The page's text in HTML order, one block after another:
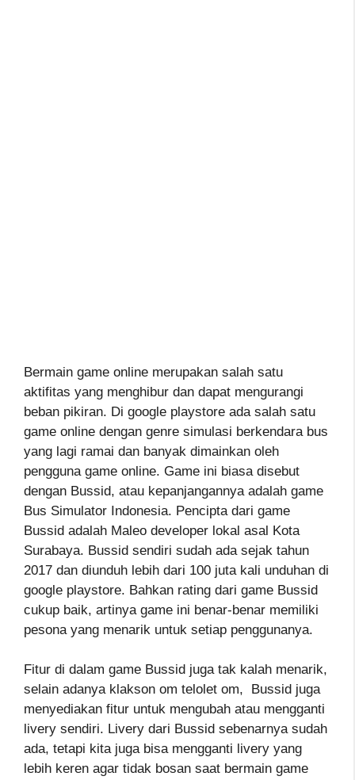
Bermain game online merupakan salah satu
aktifitas yang menghibur dan dapat mengurangi
beban pikiran. Di google playstore ada salah satu
game online dengan genre simulasi berkendara bus
yang lagi ramai dan banyak dimainkan oleh
pengguna game online. Game ini biasa disebut
dengan Bussid, atau kepanjangannya adalah game
Bus Simulator Indonesia. Pencipta dari game
Bussid adalah Maleo developer lokal asal Kota
Surabaya. Bussid sendiri sudah ada sejak tahun
2017 dan diunduh lebih dari 100 juta kali unduhan di
google playstore. Bahkan rating dari game Bussid
cukup baik, artinya game ini benar-benar memiliki
pesona yang menarik untuk setiap penggunanya.
Fitur di dalam game Bussid juga tak kalah menarik,
selain adanya klakson om telolet om, Bussid juga
menyediakan fitur untuk mengubah atau mengganti
livery sendiri. Livery dari Bussid sebenarnya sudah
ada, tetapi kita juga bisa mengganti livery yang
lebih keren agar tidak bosan saat bermain game